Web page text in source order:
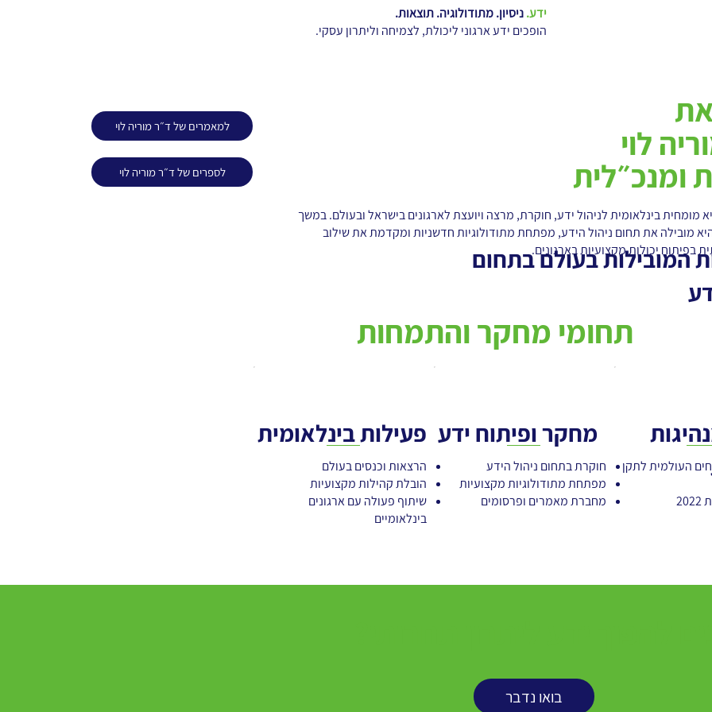
ידע.ניסיון. מתודולוגיה. תוצאות.
הופכים ידע ארגוני ליכולת, לצמיחה וליתרון עסקי.
למאמרים של ד״ר מוריה לוי
לספרים של ד״ר מוריה לוי
לוי
ומנכ״לית
המובילות בעולם בתחום
מומחית בינלאומית לניהול ידע, חוקרת, מרצה ויועצת לארגונים בישראל ובעולם. במשך
שנה היא מובילה את תחום ניהול הידע, מפתחת מתודולוגיות חדשניות ומקדמת את שילוב
בפיתוח יכולות מקצועיות בארגונים.
פעילות בינלאומית
הרצאות וכנסים בעולם
הובלת קהילות מקצועיות
שיתוף פעולה עם ארגונים
בינלאומיים
מחקר ופיתוח ידע
חוקרת בתחום ניהול הידע
מפתחת מתודולוגיות מקצועיות
מחברת מאמרים ופרסומים
העולמית לתקן
תחומי מחקר והתמחות
בואו נדבר